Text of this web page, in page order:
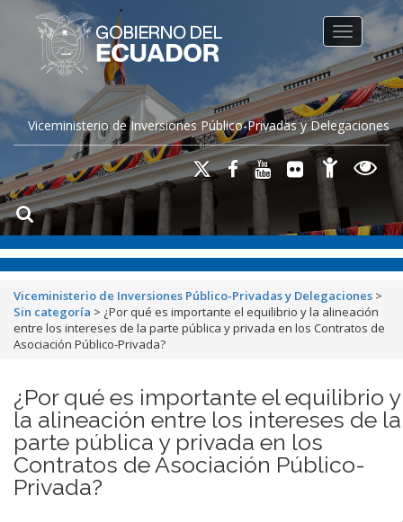
Viceministerio de Inversiones Público-Privadas y Delegaciones
Toggle
Viceministerio de Inversiones Público-Privadas y Delegaciones >
Sin categoría > ¿Por qué es importante el equilibrio y la alineación
entre los intereses de la parte pública y privada en los Contratos de
Asociación Público-Privada?
¿Por qué es importante el equilibrio y
la alineación entre los intereses de la
parte pública y privada en los
Contratos de Asociación Público-
Privada?